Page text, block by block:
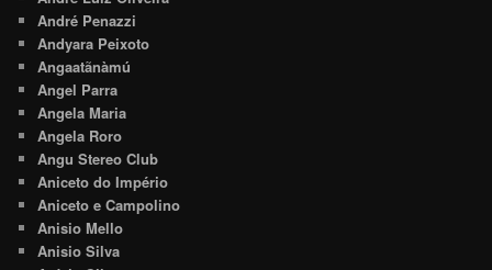
André Penazzi
Andyara Peixoto
Angaatãnàmú
Angel Parra
Angela Maria
Angela Roro
Angu Stereo Club
Aniceto do Império
Aniceto e Campolino
Anisio Mello
Anisio Silva